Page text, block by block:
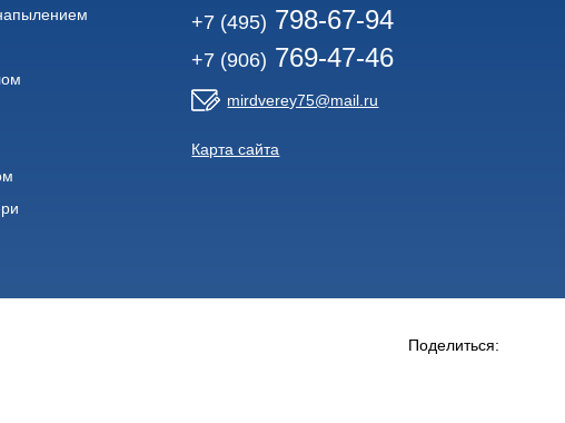
+7 (495) 798-67-94
+7 (906) 769-47-46
mirdverey75@mail.ru
Карта сайта
Поделиться: